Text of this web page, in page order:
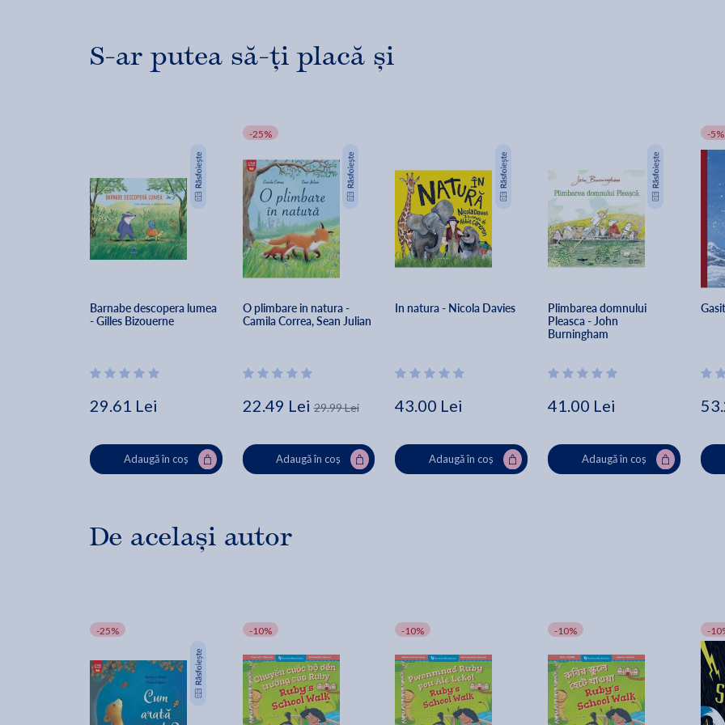
S-ar putea să-ți placă și
Barnabe descopera lumea
- Gilles Bizouerne
29.61 Lei
Adaugă în coș
-25%
O plimbare in natura -
Camila Correa, Sean Julian
22.49 Lei 29.99 Lei
Adaugă în coș
In natura - Nicola Davies
43.00 Lei
Adaugă în coș
Plimbarea domnului
Pleasca - John
Burningham
41.00 Lei
Adaugă în coș
-5%
De același autor
-25% -10% -10% -10% -